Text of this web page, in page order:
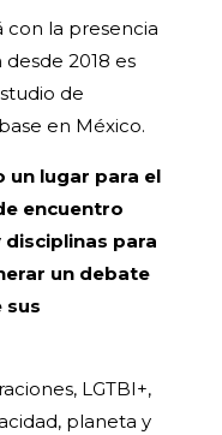
con la presencia
2018 es
de
en México.
un lugar para el
encuentro
para
un debate
sus
LGTBI+,
planeta y